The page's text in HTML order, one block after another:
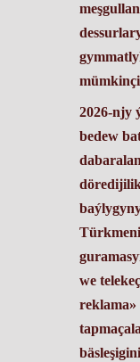
2026-njy
bedew
we
reklama»